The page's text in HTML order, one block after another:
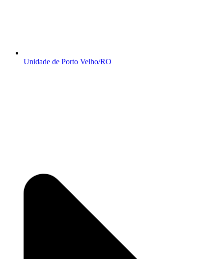
Unidade de Porto Velho/RO